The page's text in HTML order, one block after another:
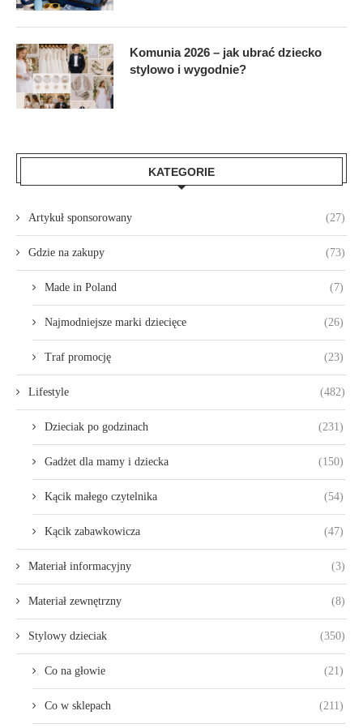
Komunia 2026 – jak ubrać dziecko
stylowo i wygodnie?
KATEGORIE
Artykuł sponsorowany (27)
Gdzie na zakupy (73)
Made in Poland (7)
Najmodniejsze marki dziecięce (26)
Traf promocję (23)
Lifestyle (482)
Dzieciak po godzinach (231)
Gadżet dla mamy i dziecka (150)
Kącik małego czytelnika (54)
Kącik zabawkowicza (47)
Materiał informacyjny (3)
Materiał zewnętrzny (8)
Stylowy dzieciak (350)
Co na głowie (21)
Co w sklepach (211)